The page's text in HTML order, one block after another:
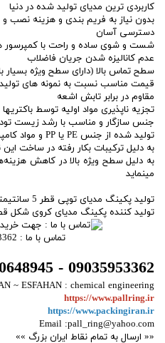
کاربردی ترین مدیای تولید شده در دنیا
بدون نیاز به فریم بندی و هزینه نصب
دسترسی آسان
شست و شوی ساده و راحت با کمپرسور
عدم کانالیزه شدن جریان فاضلاب
سطح تماس بالا (دارای سطح ویژه بسیار
قیمت مناسب نسبت به نمونه های
مقاوم در برابر تابش اشعه
تجزیه ناپذیری مواد اولیه توسط باکتریها
جنس سازگار و مناسب با رشد زیست
تولید شده از جنس PE یا PP و مواد کامپوند و کوپلیمر
به دلیل ترکیبات بکار رفته در ساخت این
به دلیل سطح ویژه بالا در کاهش
مینماید
تولید پکینگ مدیای توپی قطر 5 سانتیمتر پلی پروپیلن شفاف
تولید کننده پکینگ مدیای کروی شکل قطر 50 میلیمتر پلی پروپیلن
تماس با ما : 09035953362
- 09035953362
~ ESFAHAN : chemical engineering
https://www.pallring.ir
https://www.packingiran.ir
Email :pall_ring@yahoo.com
«« ارسال به تمام نقاط ایران بزرگ »»